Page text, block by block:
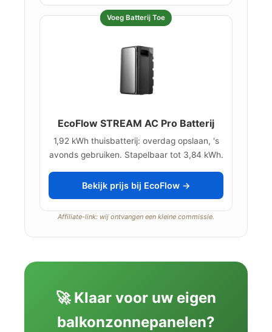
Voeg Batterij Toe
EcoFlow STREAM AC Pro Batterij
1,92 kWh thuisbatterij: overdag opslaan, 's
avonds gebruiken. Stapelbaar tot 3,84 kWh.
Bekijk prijs bij EcoFlow →
Affiliate-link: wij ontvangen een kleine commissie.
🚀 Klaar voor uw eigen
balkonzonnepanelen?